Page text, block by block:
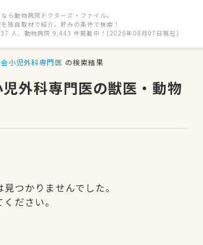
ら動物病院ドクターズ・ファイル。
独自取材で紹介。好みの条件で検索！
人、動物病院 9,443 件掲載中！(2026年08月07日現在)
小児外科専門医 の検索結果
外科専門医の獣医・動物
つかりませんでした。
ださい。